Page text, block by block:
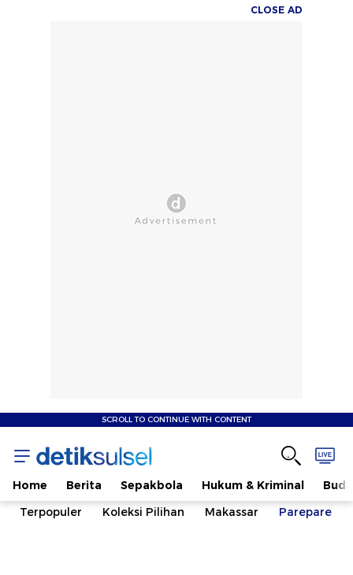
CLOSE AD
SCROLL TO CONTINUE WITH CONTENT
Home Berita Sepakbola Hukum & Kriminal
Terpopuler
Koleksi Pilihan Makassar Parepare